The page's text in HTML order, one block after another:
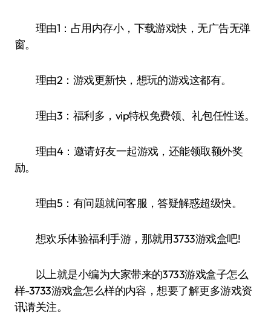
理由1：占用内存小，下载游戏快，无广告无弹
窗。
理由2：游戏更新快，想玩的游戏这都有。
理由3：福利多，vip特权免费领、礼包任性送。
理由4：邀请好友一起游戏，还能领取额外奖
励。
理由5：有问题就问客服，答疑解惑超级快。
想欢乐体验福利手游，那就用3733游戏盒吧!
以上就是小编为大家带来的3733游戏盒子怎么
样-3733游戏盒怎么样的内容，想要了解更多游戏资
讯请关注。